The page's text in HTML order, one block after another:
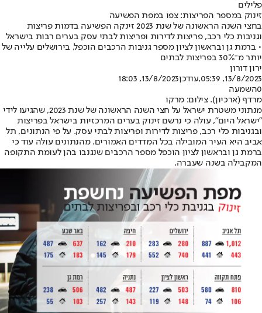
פלילים
זינוק במספר הפריצות: צפו במפת הפשיעה
בחצי השנה הראשונה של שנת 2023 זינקה הפשיעה בדמות פריצות
וגניבות כלי רכב, פריצות לדירות ופריצות לבתי עסק בערים רבות בישראל
• ברמת גן ובראשון לציון מספר גניבות הרכבים הוכפל, בירושלים עלייה של
יותר מ־30% בפריצות לבתים
ירון דורון
13/8/2023, 05:39
,עודכן13/8/2023, 18:03
0השמעה
מרדף (ארכיון). צילום: מרקו
מנתוני משטרת ישראל על חצי השנה הראשונה של שנת 2023, שהגיעו לידי
"ישראל היום", עולה כי נרשם זינוק בערים המרכזיות בישראל בפריצות
ובגניבות כלי רכב, פריצות לדירות ופריצות לבתי עסק. על פי הנתונים, תל
אביב היא העיר המובילה בכל המדדים האמורים. מהנתונים עולה עוד כי
ברמת גן ובראשון לציון הוכפל מספר הרכבים שנגנבו בהן לעומת התקופה
המקבילה בשנה שעברה.